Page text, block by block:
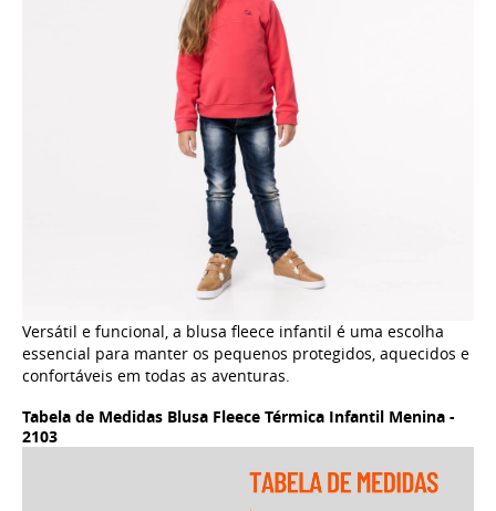
Versátil e funcional, a blusa fleece infantil é uma escolha
essencial para manter os pequenos protegidos, aquecidos e
confortáveis em todas as aventuras.
Tabela de Medidas Blusa Fleece Térmica Infantil Menina -
2103